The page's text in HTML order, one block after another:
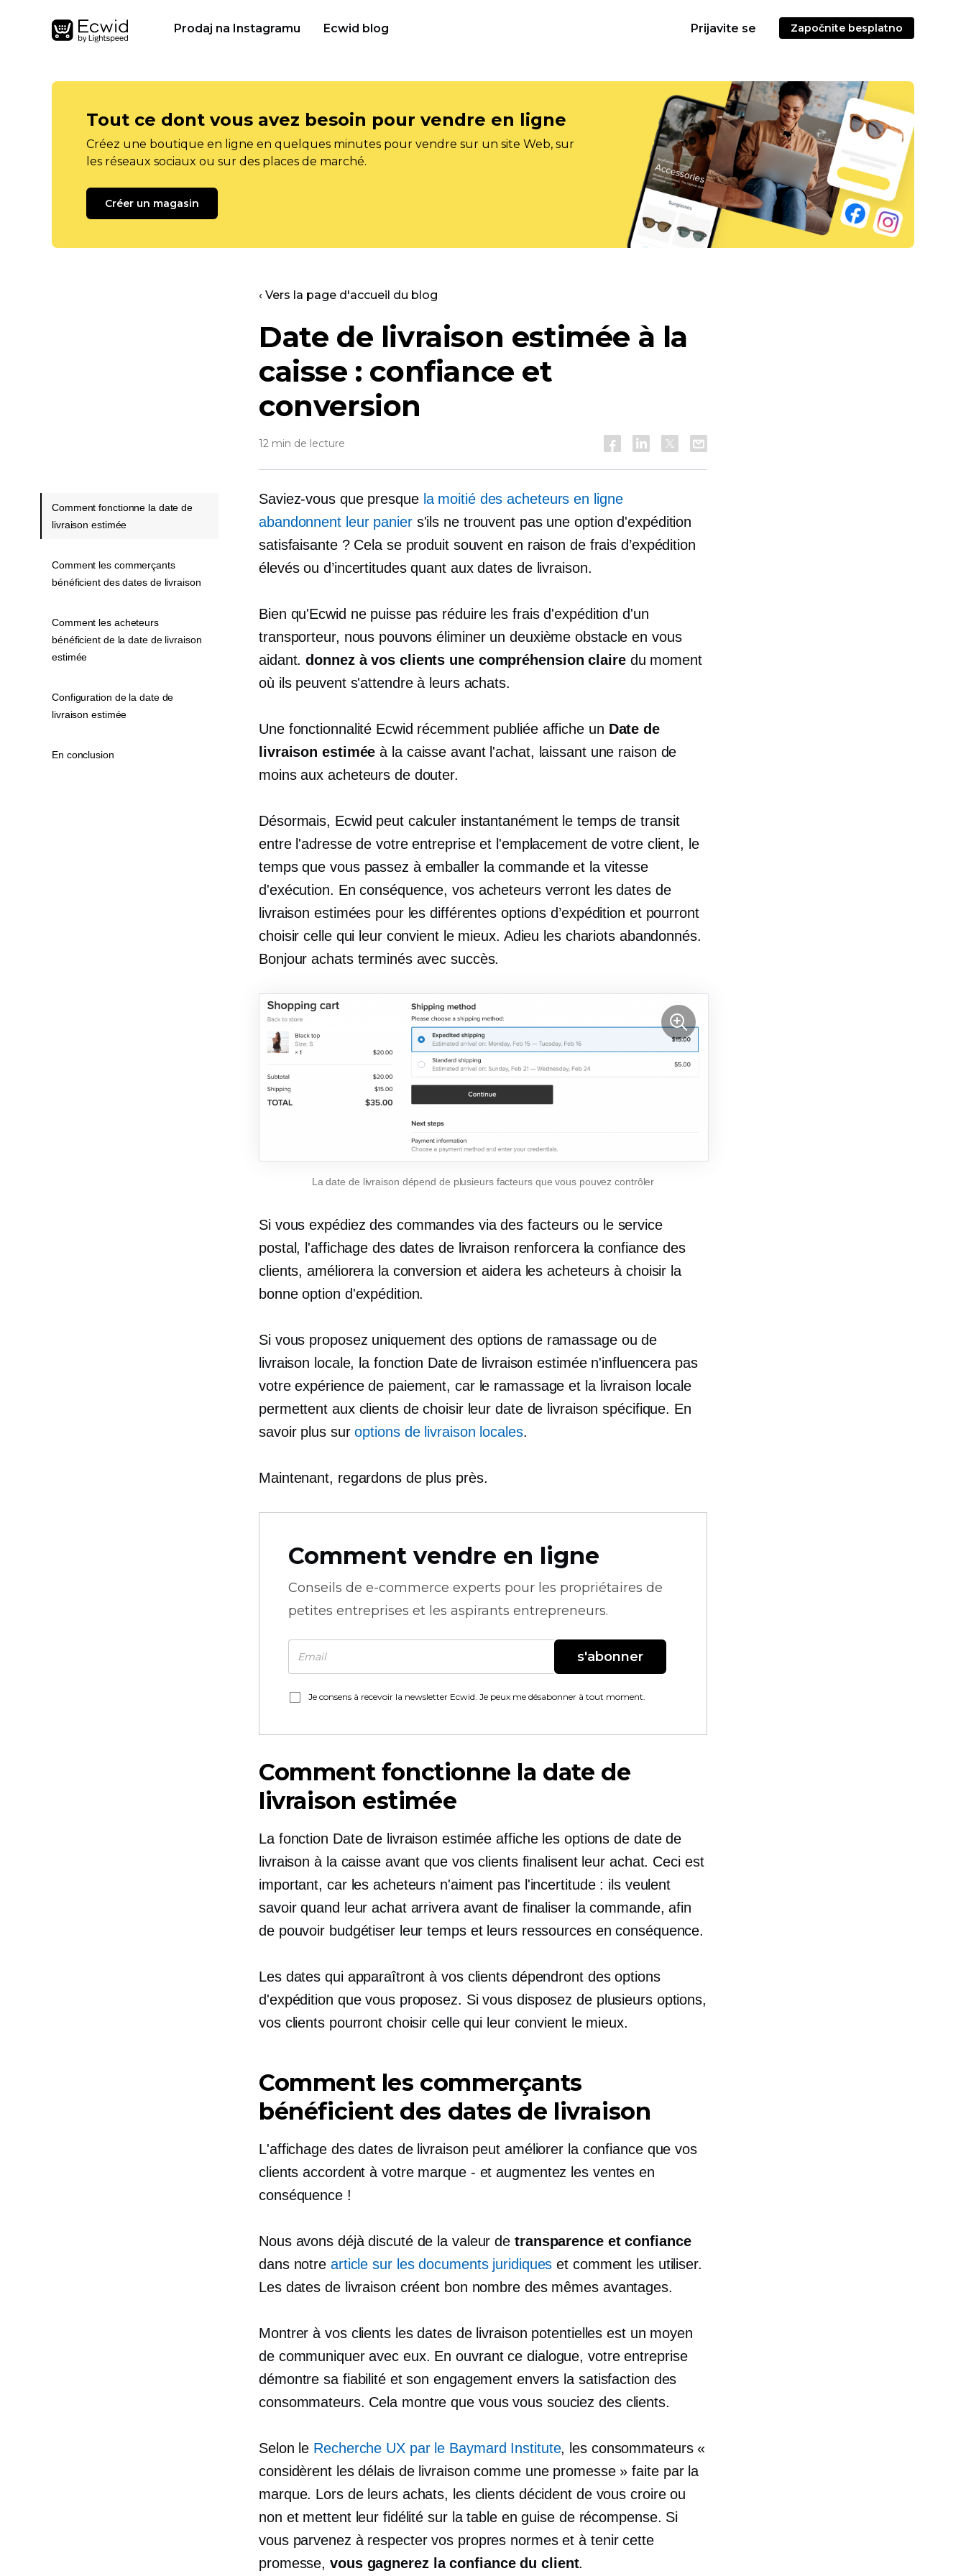
Prodaj na Instagramu Ecwid blog Prijavite se Započnite besplatno
Tout ce dont vous avez besoin pour vendre en ligne
Créez une boutique en ligne en quelques minutes pour vendre sur un site Web, sur
les réseaux sociaux ou sur des places de marché.
Créer un magasin
‹ Vers la page d'accueil du blog
Date de livraison estimée à la
caisse : confiance et
conversion
12 min de lecture
Saviez-vous que presque la moitié des acheteurs en ligne
abandonnent leur paniers'ils ne trouvent pas une option d'expédition
satisfaisante ? Cela se produit souvent en raison de frais d’expédition
élevés ou d’incertitudes quant aux dates de livraison.
Bien qu'Ecwid ne puisse pas réduire les frais d'expédition d'un
transporteur, nous pouvons éliminer un deuxième obstacle en vous
aidant.donnez à vos clients une compréhension clairedu moment
où ils peuvent s'attendre à leurs achats.
Une fonctionnalité Ecwid récemment publiée affiche un Date de
livraison estimée à la caisse avant l'achat, laissant une raison de
moins aux acheteurs de douter.
Désormais, Ecwid peut calculer instantanément le temps de transit
entre l'adresse de votre entreprise et l'emplacement de votre client, le
temps que vous passez à emballer la commande et la vitesse
d'exécution. En conséquence, vos acheteurs verront les dates de
livraison estimées pour les différentes options d’expédition et pourront
choisir celle qui leur convient le mieux. Adieu les chariots abandonnés.
Bonjour achats terminés avec succès.
La date de livraison dépend de plusieurs facteurs que vous pouvez contrôler
Si vous expédiez des commandes via des facteurs ou le service
postal, l'affichage des dates de livraison renforcera la confiance des
clients, améliorera la conversion et aidera les acheteurs à choisir la
bonne option d'expédition.
Si vous proposez uniquement des options de ramassage ou de
livraison locale, la fonction Date de livraison estimée n'influencera pas
votre expérience de paiement, car le ramassage et la livraison locale
permettent aux clients de choisir leur date de livraison spécifique. En
savoir plus suroptions de livraison locales.
Maintenant, regardons de plus près.
Comment vendre en ligne
Conseils de e-commerce experts pour les propriétaires de
petites entreprises et les aspirants entrepreneurs.
s'abonner
Je consens à recevoir la newsletter Ecwid. Je peux me désabonner à tout moment.
Comment fonctionne la date de
livraison estimée
La fonction Date de livraison estimée affiche les options de date de
livraison à la caisse avant que vos clients finalisent leur achat. Ceci est
important, car les acheteurs n'aiment pas l'incertitude : ils veulent
savoir quand leur achat arrivera avant de finaliser la commande, afin
de pouvoir budgétiser leur temps et leurs ressources en conséquence.
Les dates qui apparaîtront à vos clients dépendront des options
d'expédition que vous proposez. Si vous disposez de plusieurs options,
vos clients pourront choisir celle qui leur convient le mieux.
Comment les commerçants
bénéficient des dates de livraison
L'affichage des dates de livraison peut améliorer la confiance que vos
clients accordent à votre marque - et augmentez les ventes en
conséquence !
Nous avons déjà discuté de la valeur de transparence et confiance
dans notre article sur les documents juridiques et comment les utiliser.
Les dates de livraison créent bon nombre des mêmes avantages.
Montrer à vos clients les dates de livraison potentielles est un moyen
de communiquer avec eux. En ouvrant ce dialogue, votre entreprise
démontre sa fiabilité et son engagement envers la satisfaction des
consommateurs. Cela montre que vous vous souciez des clients.
Selon le Recherche UX par le Baymard Institute, les consommateurs «
considèrent les délais de livraison comme une promesse » faite par la
marque. Lors de leurs achats, les clients décident de vous croire ou
non et mettent leur fidélité sur la table en guise de récompense. Si
vous parvenez à respecter vos propres normes et à tenir cette
promesse,vous gagnerez la confiance du client.
Comment fonctionne la date de
livraison estimée
Comment les commerçants
bénéficient des dates de livraison
Comment les acheteurs
bénéficient de la date de livraison
estimée
Configuration de la date de
livraison estimée
En conclusion